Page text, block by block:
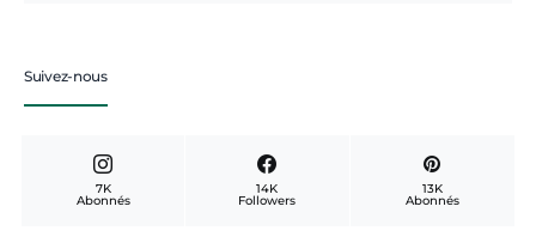
Suivez-nous
7K
Abonnés
14K
Followers
13K
Abonnés